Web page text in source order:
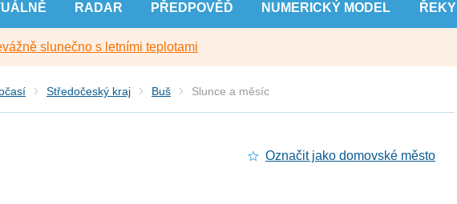
RADAR PŘEDPOVĚĎ NUMERICKÝ MODEL ŘEKY
slunečno s letními teplotami
Středočeský kraj Buš Slunce a měsíc
Označit jako domovské město